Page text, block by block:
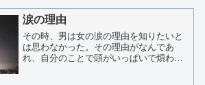
涙の理由
その時、男は女の涙の理由を知りたいと
は思わなかった。その理由がなんであ
れ、自分のことで頭がいっぱいで煩わし